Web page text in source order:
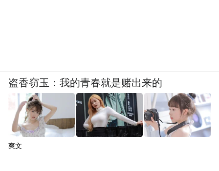
盗香窃玉：我的青春就是赌出来的
爽文